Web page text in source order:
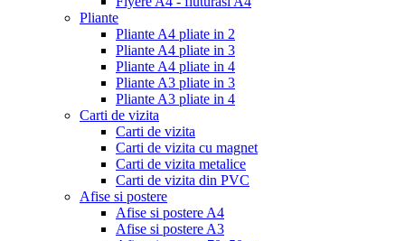
Pliante
Pliante A4 pliate in 2
Pliante A4 pliate in 3
Pliante A4 pliate in 4
Pliante A3 pliate in 3
Pliante A3 pliate in 4
Carti de vizita
Carti de vizita
Carti de vizita cu magnet
Carti de vizita metalice
Carti de vizita din PVC
Afise si postere
Afise si postere A4
Afise si postere A3